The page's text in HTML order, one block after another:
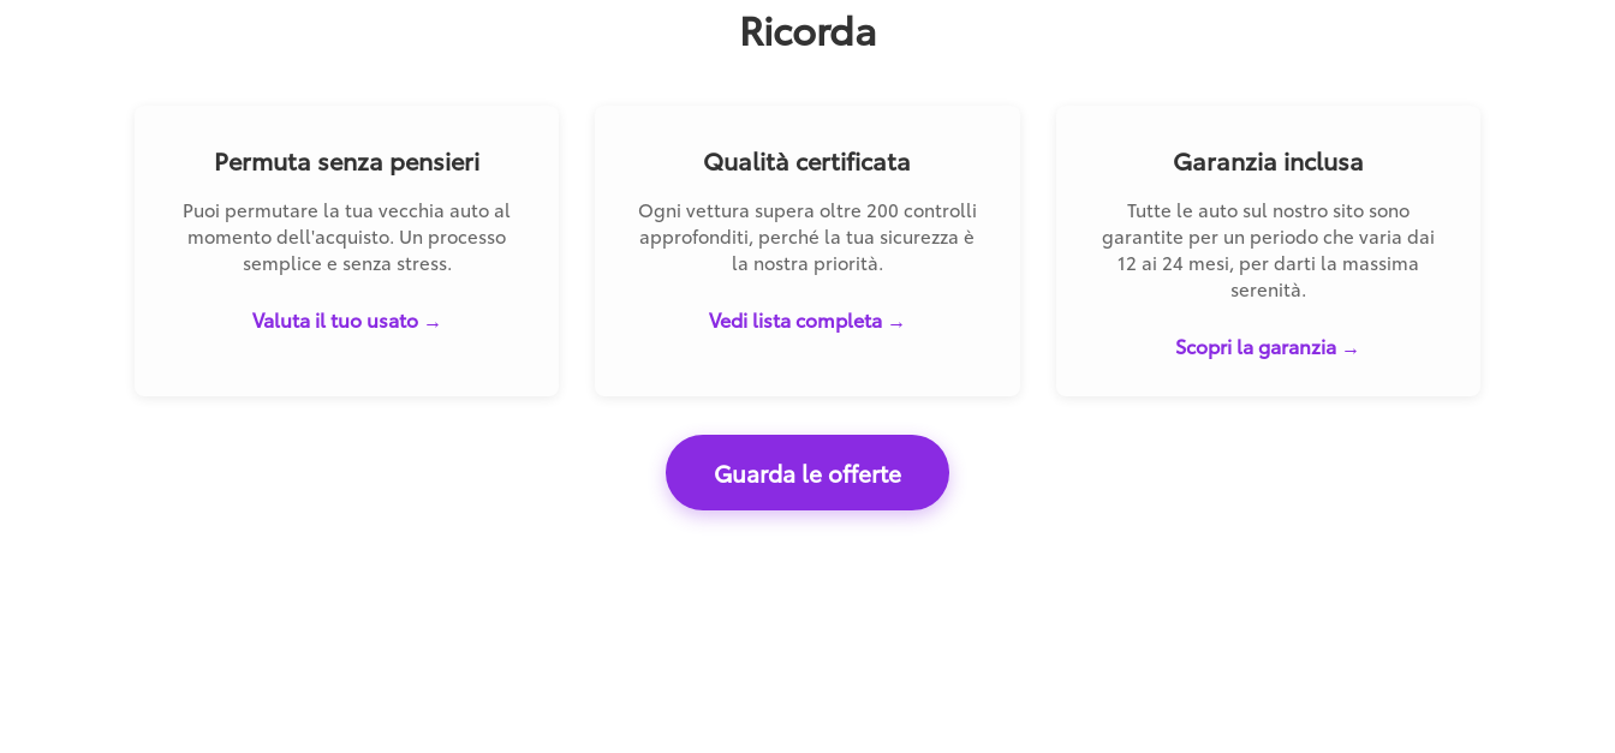
Ricorda
Permuta senza pensieri
Puoi permutare la tua vecchia auto al
momento dell'acquisto. Un processo
semplice e senza stress.
Valuta il tuo usato →
Qualità certificata
Ogni vettura supera oltre 200 controlli
approfonditi, perché la tua sicurezza è
la nostra priorità.
Vedi lista completa →
Garanzia inclusa
Tutte le auto sul nostro sito sono
garantite per un periodo che varia dai
12 ai 24 mesi, per darti la massima
serenità.
Scopri la garanzia →
Guarda le offerte